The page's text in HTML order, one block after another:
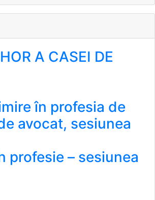
A CASEI DE
în profesia de
avocat, sesiunea
profesie – sesiunea